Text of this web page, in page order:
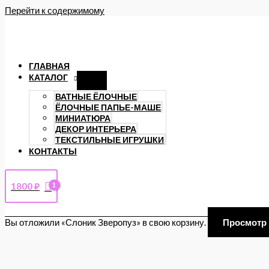
Перейти к содержимому
ГЛАВНАЯ
КАТАЛОГ
ВАТНЫЕ ЁЛОЧНЫЕ
ЁЛОЧНЫЕ ПАПЬЕ-МАШЕ
МИНИАТЮРА
ДЕКОР ИНТЕРЬЕРА
ТЕКСТИЛЬНЫЕ ИГРУШКИ
КОНТАКТЫ
1800₽
Вы отложили «Слоник Зверопуз» в свою корзину. Просмотр